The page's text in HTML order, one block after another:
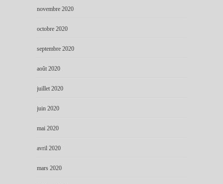
novembre 2020
octobre 2020
septembre 2020
août 2020
juillet 2020
juin 2020
mai 2020
avril 2020
mars 2020